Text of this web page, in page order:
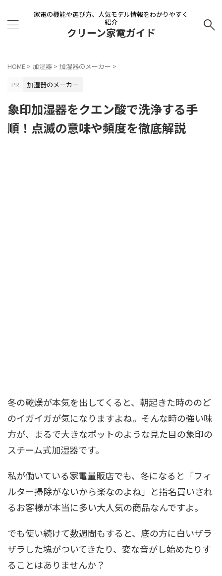
家電の機能や選び方、人気モデル情報をわかりやすく
紹介
クリーン家電ガイド
HOME > 加湿器 > 加湿器のメーカー >
PR
加湿器のメーカー
象印加湿器をクエン酸で洗浄する手
順！点滅の意味や頻度を徹底解説
冬の乾燥が本気を出してくると、朝起きた時ののど
のイガイガが気になりますよね。そんな時の強い味
方が、まるで大きなポットのような見た目の象印の
スチーム式加湿器です。
私が働いている家電量販店でも、冬になると「フィ
ルター掃除がないから楽なのよね」と指名買いされ
るお客様が本当に多い大人気の商品なんですよ。
でも使い続けて数週間もすると、底の方に白いザラ
ザラした塊がついてきたり、変な音がし始めたりす
ることはありませんか？